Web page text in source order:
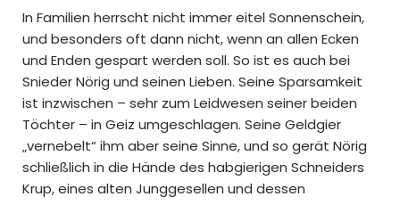
In Familien herrscht nicht immer eitel Sonnenschein,
und besonders oft dann nicht, wenn an allen Ecken
und Enden gespart werden soll. So ist es auch bei
Snieder Nörig und seinen Lieben. Seine Sparsamkeit
ist inzwischen – sehr zum Leidwesen seiner beiden
Töchter – in Geiz umgeschlagen. Seine Geldgier
„vernebelt“ ihm aber seine Sinne, und so gerät Nörig
schließlich in die Hände des habgierigen Schneiders
Krup, eines alten Junggesellen und dessen